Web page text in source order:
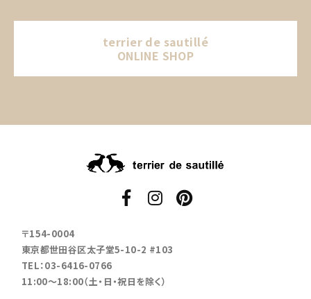
terrier de sautillé
ONLINE SHOP
〒154-0004
東京都世田谷区太子堂5-10-2 #103
TEL：03-6416-0766
11:00～18:00（土・日・祝日を除く）